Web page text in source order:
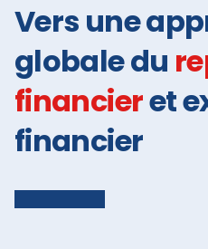
Vers une
globale du
financieret
financier